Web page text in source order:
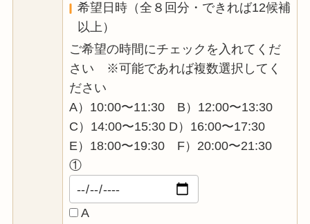
希望日時（全８回分・できれば12候補
以上）
ご希望の時間にチェックを入れてくだ
さい ※可能であれば複数選択してく
ださい
A）10:00〜11:30 B）12:00〜13:30
C）14:00〜15:30 D）16:00〜17:30
E）18:00〜19:30 F）20:00〜21:30
①
A